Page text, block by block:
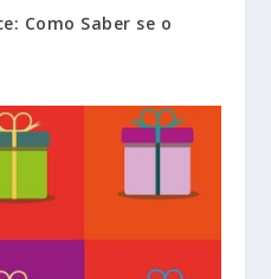
Como Saber se o